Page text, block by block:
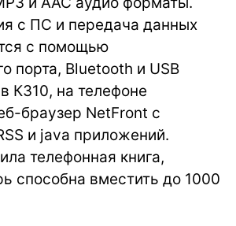
с ПС и передача данных
с помощью
порта, Bluetooth и USB
К310, на телефоне
браузер NetFront с
и java приложений.
телефонная книга,
способна вместить до 1000